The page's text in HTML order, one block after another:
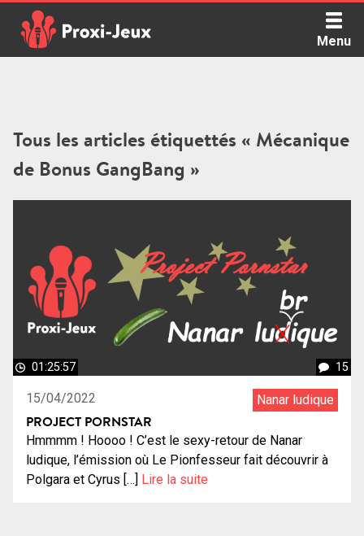
content
Menu
Tous les articles étiquettés « Mécanique
de Bonus GangBang »
01:25:57 15
15/04/2022 Nanar ludique
PROJECT PORNSTAR
Hmmmm ! Hoooo ! C’est le sexy-retour de Nanar
ludique, l’émission où Le Pionfesseur fait découvrir à
Polgara et Cyrus […] Lire la suite